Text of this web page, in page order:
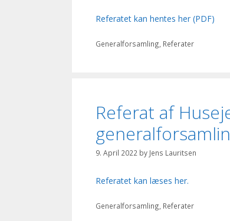
Referatet kan hentes her (PDF)
Categories
Generalforsamling Referater
Referat af
9. April 2022 by Jens Lauritsen
Referatet kan læses her.
Categories
Generalforsamling Referater